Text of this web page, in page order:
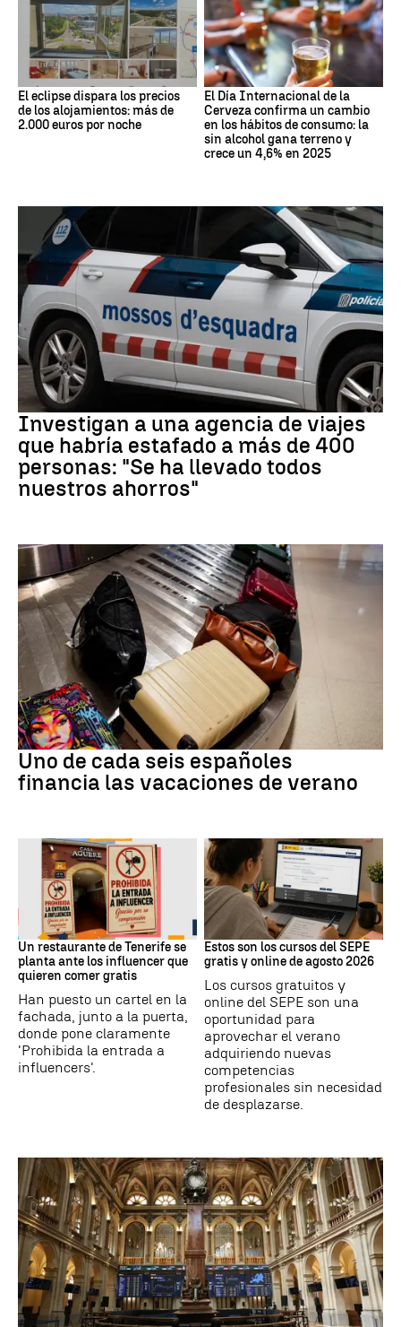
El eclipse dispara los precios
de los alojamientos: más de
2.000 euros por noche
El Día Internacional de la
Cerveza confirma un cambio
en los hábitos de consumo: la
sin alcohol gana terreno y
crece un 4,6% en 2025
Estafa
Investigan a una agencia de viajes
que habría estafado a más de 400
personas: "Se ha llevado todos
nuestros ahorros"
Subida precios
Uno de cada seis españoles
financia las vacaciones de verano
Redes Sociales
Un restaurante de Tenerife se
planta ante los influencer que
quieren comer gratis
Han puesto un cartel en la
fachada, junto a la puerta,
donde pone claramente
'Prohibida la entrada a
influencers'.
Formación
Estos son los cursos del SEPE
gratis y online de agosto 2026
Los cursos gratuitos y
online del SEPE son una
oportunidad para
aprovechar el verano
adquiriendo nuevas
competencias
profesionales sin necesidad
de desplazarse.